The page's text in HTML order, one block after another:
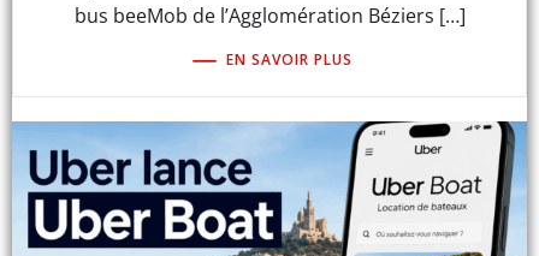
bus beeMob de l’Agglomération Béziers […]
EN SAVOIR PLUS